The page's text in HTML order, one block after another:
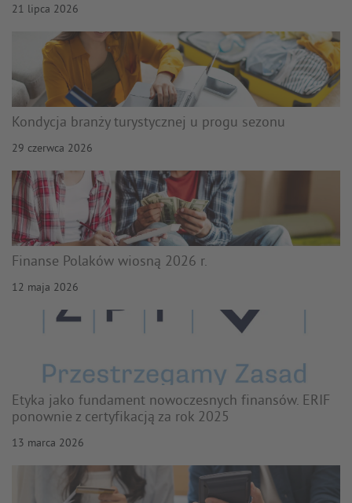
21 lipca 2026
Kondycja branży turystycznej u progu sezonu
29 czerwca 2026
Finanse Polaków wiosną 2026 r.
12 maja 2026
Etyka jako fundament nowoczesnych finansów. ERIF
ponownie z certyfikacją za rok 2025
13 marca 2026